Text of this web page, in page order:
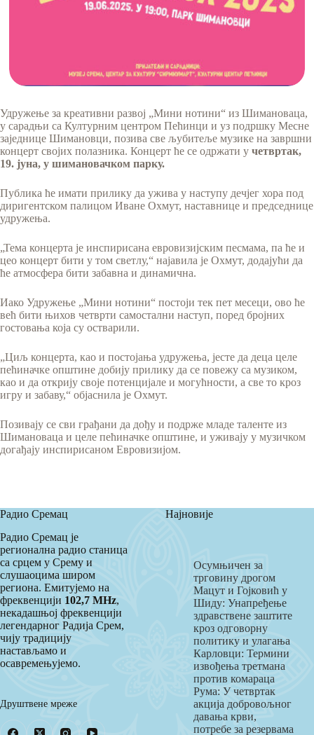
Удружење за креативни развој „Мини нотини“ из Шимановаца,
у сарадњи са Културним центром Пећинци и уз подршку Месне
заједнице Шимановци, позива све љубитеље музике на завршни
концерт својих полазника. Концерт ће се одржати у четвртак,
19. јуна, у шимановачком парку.
Публика ће имати прилику да ужива у наступу дечјег хора под
диригентском палицом Иване Охмут, наставнице и председнице
удружења.
„Тема концерта је инспирисана евровизијским песмама, па ће и
цео концерт бити у том светлу,“ најавила је Охмут, додајући да
ће атмосфера бити забавна и динамична.
Иако Удружење „Мини нотини“ постоји тек пет месеци, ово ће
већ бити њихов четврти самостални наступ, поред бројних
гостовања која су остварили.
„Циљ концерта, као и постојања удружења, јесте да деца целе
пећиначке општине добију прилику да се повежу са музиком,
као и да открију своје потенцијале и могућности, а све то кроз
игру и забаву,“ објаснила је Охмут.
Позивају се сви грађани да дођу и подрже младе таленте из
Шимановаца и целе пећиначке општине, и уживају у музичком
догађају инспирисаном Евровизијом.
Радио Сремац
Радио Сремац је
регионална радио станица
са срцем у Срему и
слушаоцима широм
региона. Емитујемо на
фреквенцији 102,7 MHz,
некадашњој фреквенцији
легендарног Радија Срем,
чију традицију
настављамо и
осавремењујемо.
Друштвене мреже
Најновије
Осумњичен за
трговину дрогом
Мацут и Гојковић у
Шиду: Унапређење
здравствене заштите
кроз одговорну
политику и улагања
Карловци: Термини
извођења третмана
против комараца
Рума: У четвртак
акција добровољног
давања крви,
потребе за резервама